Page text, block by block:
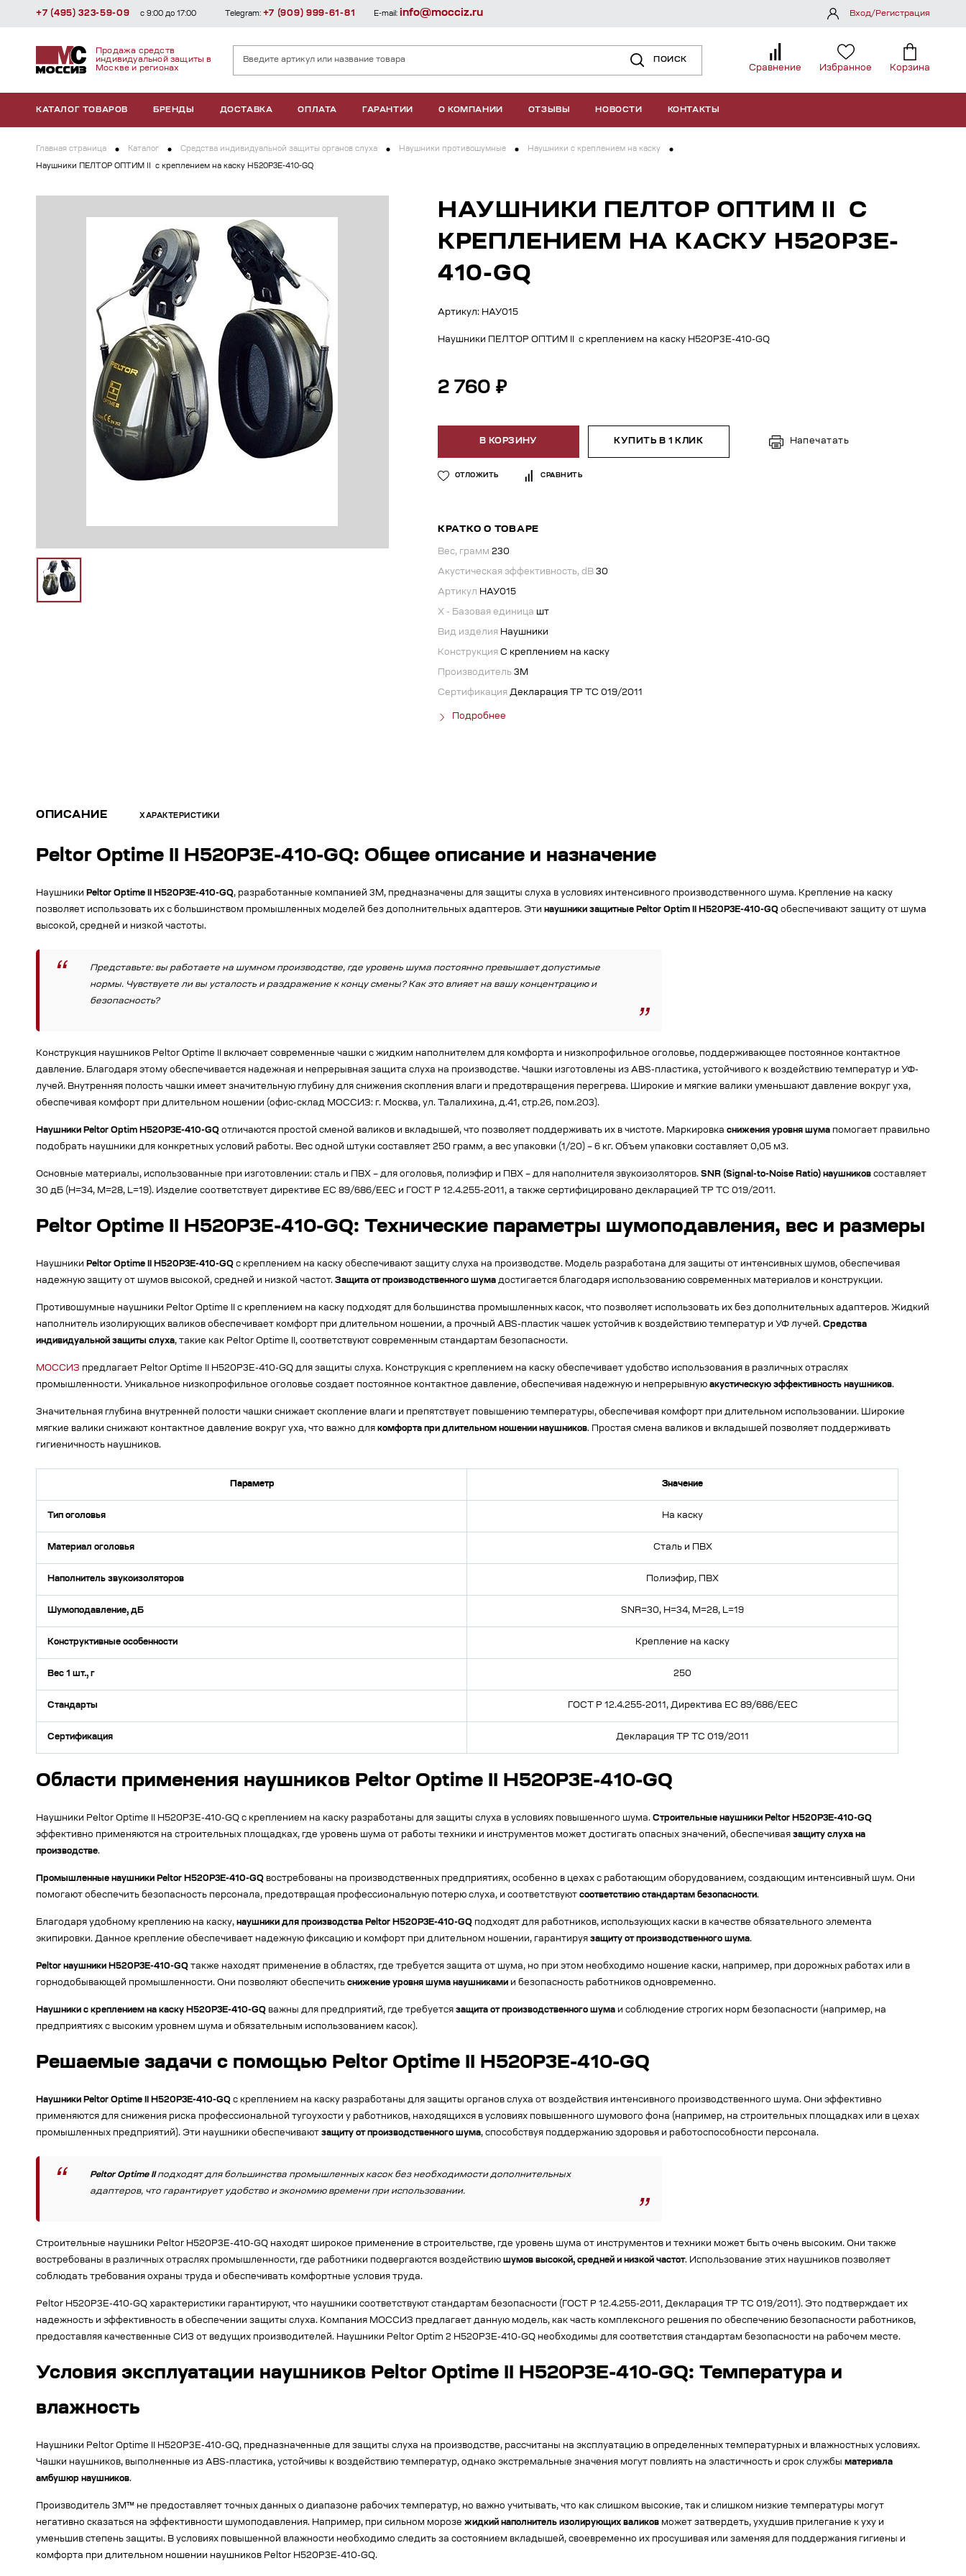
Продажа средств
индивидуальной защиты в
Москве и регионах
ПОИСК
Сравнение Избранное Корзина
КАТАЛОГ ТОВАРОВ БРЕНДЫ ДОСТАВКА ОПЛАТА ГАРАНТИИ О КОМПАНИИ ОТЗЫВЫ НОВОСТИ КОНТАКТЫ
+7 (495) 323-59-09 с 9:00 до 17:00 Telegram: +7 (909) 999-61-81 E-mail: info@mocciz.ru Вход/Регистрация
Главная страница Каталог Средства индивидуальной защиты органов слуха Наушники противошумные Наушники с креплением на каску
Наушники ПЕЛТОР ОПТИМ II с креплением на каску H520P3E-410-GQ
НАУШНИКИ ПЕЛТОР ОПТИМ II С
КРЕПЛЕНИЕМ НА КАСКУ H520P3E-
410-GQ
Артикул: НАУ015
Наушники ПЕЛТОР ОПТИМ II с креплением на каску H520P3E-410-GQ
2 760 ₽
В КОРЗИНУ КУПИТЬ В 1 КЛИК Напечатать
ОТЛОЖИТЬ СРАВНИТЬ
КРАТКО О ТОВАРЕ
Вес, грамм 230
Акустическая эффективность, dB 30
Артикул НАУ015
X - Базовая единица шт
Вид изделия Наушники
Конструкция С креплением на каску
Производитель 3М
Сертификация Декларация ТР ТС 019/2011
Подробнее
ОПИСАНИЕ ХАРАКТЕРИСТИКИ
Peltor Optime II H520P3E-410-GQ: Общее описание и назначение
Наушники Peltor Optime II H520P3E-410-GQ, разработанные компанией 3M, предназначены для защиты слуха в условиях интенсивного производственного шума. Крепление на каску
позволяет использовать их с большинством промышленных моделей без дополнительных адаптеров. Эти наушники защитные Peltor Optim II H520P3E-410-GQ обеспечивают защиту от шума
высокой, средней и низкой частоты.
Представьте: вы работаете на шумном производстве, где уровень шума постоянно превышает допустимые
нормы. Чувствуете ли вы усталость и раздражение к концу смены? Как это влияет на вашу концентрацию и
безопасность?
Конструкция наушников Peltor Optime II включает современные чашки с жидким наполнителем для комфорта и низкопрофильное оголовье, поддерживающее постоянное контактное
давление. Благодаря этому обеспечивается надежная и непрерывная защита слуха на производстве. Чашки изготовлены из ABS-пластика, устойчивого к воздействию температур и УФ-
лучей. Внутренняя полость чашки имеет значительную глубину для снижения скопления влаги и предотвращения перегрева. Широкие и мягкие валики уменьшают давление вокруг уха,
обеспечивая комфорт при длительном ношении (офис-склад МОССИЗ: г. Москва, ул. Талалихина, д.41, стр.26, пом.203).
Наушники Peltor Optim H520P3E-410-GQ отличаются простой сменой валиков и вкладышей, что позволяет поддерживать их в чистоте. Маркировка снижения уровня шума помогает правильно
подобрать наушники для конкретных условий работы. Вес одной штуки составляет 250 грамм, а вес упаковки (1/20) – 6 кг. Объем упаковки составляет 0,05 м3.
Основные материалы, использованные при изготовлении: сталь и ПВХ – для оголовья, полиэфир и ПВХ – для наполнителя звукоизоляторов. SNR (Signal-to-Noise Ratio) наушников составляет
30 дБ (H=34, M=28, L=19). Изделие соответствует директиве ЕС 89/686/EEC и ГОСТ Р 12.4.255-2011, а также сертифицировано декларацией ТР ТС 019/2011.
Peltor Optime II H520P3E-410-GQ: Технические параметры шумоподавления, вес и размеры
Наушники Peltor Optime II H520P3E-410-GQ с креплением на каску обеспечивают защиту слуха на производстве. Модель разработана для защиты от интенсивных шумов, обеспечивая
надежную защиту от шумов высокой, средней и низкой частот. Защита от производственного шума достигается благодаря использованию современных материалов и конструкции.
Противошумные наушники Peltor Optime II с креплением на каску подходят для большинства промышленных касок, что позволяет использовать их без дополнительных адаптеров. Жидкий
наполнитель изолирующих валиков обеспечивает комфорт при длительном ношении, а прочный ABS-пластик чашек устойчив к воздействию температур и УФ лучей. Средства
индивидуальной защиты слуха, такие как Peltor Optime II, соответствуют современным стандартам безопасности.
МОССИЗ предлагает Peltor Optime II H520P3E-410-GQ для защиты слуха. Конструкция с креплением на каску обеспечивает удобство использования в различных отраслях
промышленности. Уникальное низкопрофильное оголовье создает постоянное контактное давление, обеспечивая надежную и непрерывную акустическую эффективность наушников.
Значительная глубина внутренней полости чашки снижает скопление влаги и препятствует повышению температуры, обеспечивая комфорт при длительном использовании. Широкие
мягкие валики снижают контактное давление вокруг уха, что важно для комфорта при длительном ношении наушников. Простая смена валиков и вкладышей позволяет поддерживать
гигиеничность наушников.
Параметр Значение
Тип оголовья На каску
Материал оголовья Сталь и ПВХ
Наполнитель звукоизоляторов Полиэфир, ПВХ
Шумоподавление, дБ SNR=30, H=34, M=28, L=19
Конструктивные особенности Крепление на каску
Вес 1 шт., г 250
Стандарты ГОСТ Р 12.4.255-2011, Директива ЕС 89/686/EEC
Сертификация Декларация ТР ТС 019/2011
Области применения наушников Peltor Optime II H520P3E-410-GQ
Наушники Peltor Optime II H520P3E-410-GQ с креплением на каску разработаны для защиты слуха в условиях повышенного шума. Строительные наушники Peltor H520P3E-410-GQ
эффективно применяются на строительных площадках, где уровень шума от работы техники и инструментов может достигать опасных значений, обеспечивая защиту слуха на
производстве.
Промышленные наушники Peltor H520P3E-410-GQ востребованы на производственных предприятиях, особенно в цехах с работающим оборудованием, создающим интенсивный шум. Они
помогают обеспечить безопасность персонала, предотвращая профессиональную потерю слуха, и соответствуют соответствию стандартам безопасности.
Благодаря удобному креплению на каску, наушники для производства Peltor H520P3E-410-GQ подходят для работников, использующих каски в качестве обязательного элемента
экипировки. Данное крепление обеспечивает надежную фиксацию и комфорт при длительном ношении, гарантируя защиту от производственного шума.
Peltor наушники H520P3E-410-GQ также находят применение в областях, где требуется защита от шума, но при этом необходимо ношение каски, например, при дорожных работах или в
горнодобывающей промышленности. Они позволяют обеспечить снижение уровня шума наушниками и безопасность работников одновременно.
Наушники с креплением на каску H520P3E-410-GQ важны для предприятий, где требуется защита от производственного шума и соблюдение строгих норм безопасности (например, на
предприятиях с высоким уровнем шума и обязательным использованием касок).
Решаемые задачи с помощью Peltor Optime II H520P3E-410-GQ
Наушники Peltor Optime II H520P3E-410-GQ с креплением на каску разработаны для защиты органов слуха от воздействия интенсивного производственного шума. Они эффективно
применяются для снижения риска профессиональной тугоухости у работников, находящихся в условиях повышенного шумового фона (например, на строительных площадках или в цехах
промышленных предприятий). Эти наушники обеспечивают защиту от производственного шума, способствуя поддержанию здоровья и работоспособности персонала.
Peltor Optime IIподходят для большинства промышленных касок без необходимости дополнительных
адаптеров, что гарантирует удобство и экономию времени при использовании.
Строительные наушники Peltor H520P3E-410-GQ находят широкое применение в строительстве, где уровень шума от инструментов и техники может быть очень высоким. Они также
востребованы в различных отраслях промышленности, где работники подвергаются воздействию шумов высокой, средней и низкой частот. Использование этих наушников позволяет
соблюдать требования охраны труда и обеспечивать комфортные условия труда.
Peltor H520P3E-410-GQ характеристики гарантируют, что наушники соответствуют стандартам безопасности (ГОСТ Р 12.4.255-2011, Декларация ТР ТС 019/2011). Это подтверждает их
надежность и эффективность в обеспечении защиты слуха. Компания МОССИЗ предлагает данную модель, как часть комплексного решения по обеспечению безопасности работников,
предоставляя качественные СИЗ от ведущих производителей. Наушники Peltor Optim 2 H520P3E-410-GQ необходимы для соответствия стандартам безопасности на рабочем месте.
Условия эксплуатации наушников Peltor Optime II H520P3E-410-GQ: Температура и
влажность
Наушники Peltor Optime II H520P3E-410-GQ, предназначенные для защиты слуха на производстве, рассчитаны на эксплуатацию в определенных температурных и влажностных условиях.
Чашки наушников, выполненные из ABS-пластика, устойчивы к воздействию температур, однако экстремальные значения могут повлиять на эластичность и срок службы материала
амбушюр наушников.
Производитель 3M™ не предоставляет точных данных о диапазоне рабочих температур, но важно учитывать, что как слишком высокие, так и слишком низкие температуры могут
негативно сказаться на эффективности шумоподавления. Например, при сильном морозе жидкий наполнитель изолирующих валиков может затвердеть, ухудшив прилегание к уху и
уменьшив степень защиты. В условиях повышенной влажности необходимо следить за состоянием вкладышей, своевременно их просушивая или заменяя для поддержания гигиены и
комфорта при длительном ношении наушников Peltor H520P3E-410-GQ.